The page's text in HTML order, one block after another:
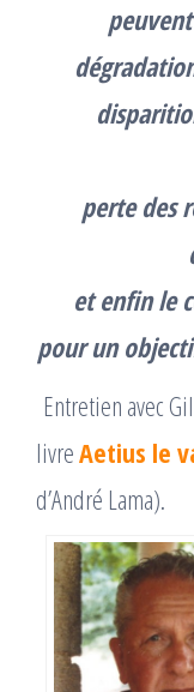
perte des
et enfin le
pour un
Entretien avec
livreAetius le
d’André Lama).